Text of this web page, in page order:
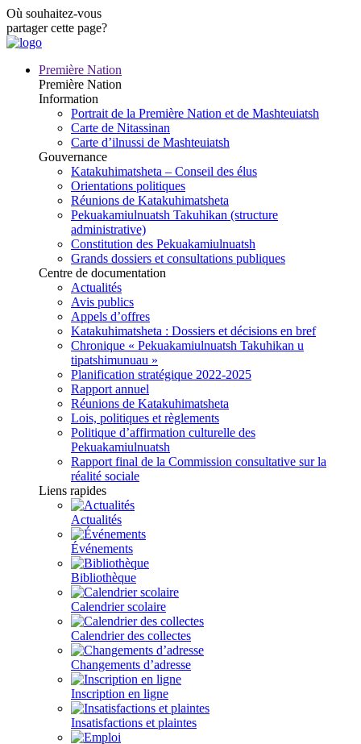
Où souhaitez-vous
partager cette page?
Première Nation
Première Nation
Information
Portrait de la Première Nation et de Mashteuiatsh
Carte de Nitassinan
Carte d’ilnussi de Mashteuiatsh
Gouvernance
Katakuhimatsheta – Conseil des élus
Orientations politiques
Réunions de Katakuhimatsheta
Pekuakamiulnuatsh Takuhikan (structure
administrative)
Constitution des Pekuakamiulnuatsh
Grands dossiers et consultations publiques
Centre de documentation
Actualités
Avis publics
Appels d’offres
Katakuhimatsheta : Dossiers et décisions en bref
Chronique « Pekuakamiulnuatsh Takuhikan u
tipatshimunuau »
Planification stratégique 2022-2025
Rapport annuel
Réunions de Katakuhimatsheta
Lois, politiques et règlements
Politique d’affirmation culturelle des
Pekuakamiulnuatsh
Rapport final de la Commission consultative sur la
réalité sociale
Liens rapides
Actualités
Événements
Bibliothèque
Calendrier scolaire
Calendrier des collectes
Changements d’adresse
Inscription en ligne
Insatisfactions et plaintes